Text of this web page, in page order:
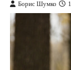
Борис Шумко